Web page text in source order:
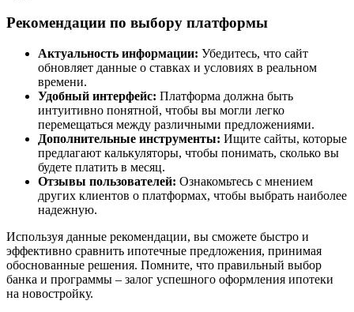
Рекомендации по выбору платформы
Актуальность информации: Убедитесь, что сайт
обновляет данные о ставках и условиях в реальном
времени.
Удобный интерфейс: Платформа должна быть
интуитивно понятной, чтобы вы могли легко
перемещаться между различными предложениями.
Дополнительные инструменты: Ищите сайты, которые
предлагают калькуляторы, чтобы понимать, сколько вы
будете платить в месяц.
Отзывы пользователей: Ознакомьтесь с мнением
других клиентов о платформах, чтобы выбрать наиболее
надежную.
Используя данные рекомендации, вы сможете быстро и
эффективно сравнить ипотечные предложения, принимая
обоснованные решения. Помните, что правильный выбор
банка и программы – залог успешного оформления ипотеки
на новостройку.